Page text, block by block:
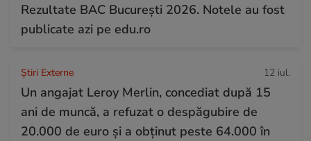
Rezultate BAC București 2026. Notele au fost
publicate azi pe edu.ro
Știri Externe 12 iul.
Un angajat Leroy Merlin, concediat după 15
ani de muncă, a refuzat o despăgubire de
20.000 de euro și a obținut peste 64.000 în